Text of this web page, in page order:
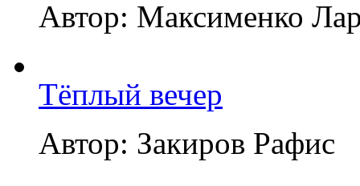
Автор: Максименко
Тёплый вечер
Автор: Закиров Рафис